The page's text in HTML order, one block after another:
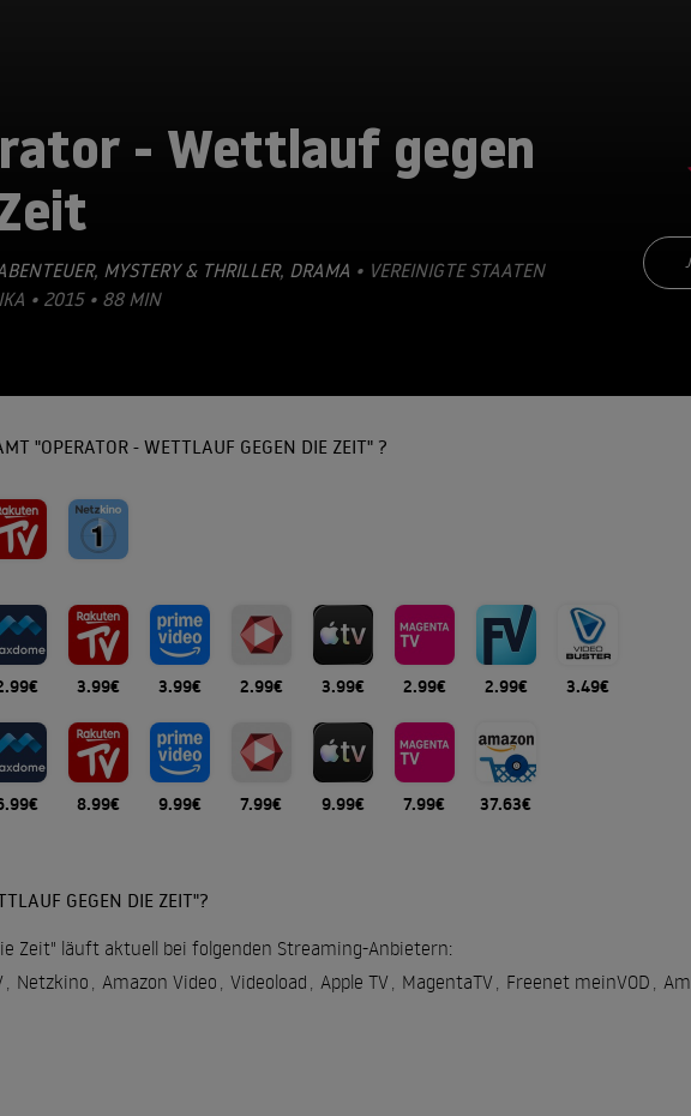
- Wettlauf gegen
, MYSTERY & THRILLER, DRAMA • VEREINIGTE STAATEN
• 2015 • 88 MIN
"OPERATOR - WETTLAUF GEGEN DIE ZEIT" ?
3.99€ 3.99€ 2.99€ 3.99€ 2.99€ 2.99€ 3.49€
8.99€ 9.99€ 7.99€ 9.99€ 7.99€ 37.63€
GEGEN DIE ZEIT"?
Zeit" läuft aktuell bei folgenden Streaming-Anbietern:
, Netzkino , Amazon Video , Videoload , Apple TV, MagentaTV, Freenet meinVOD ,